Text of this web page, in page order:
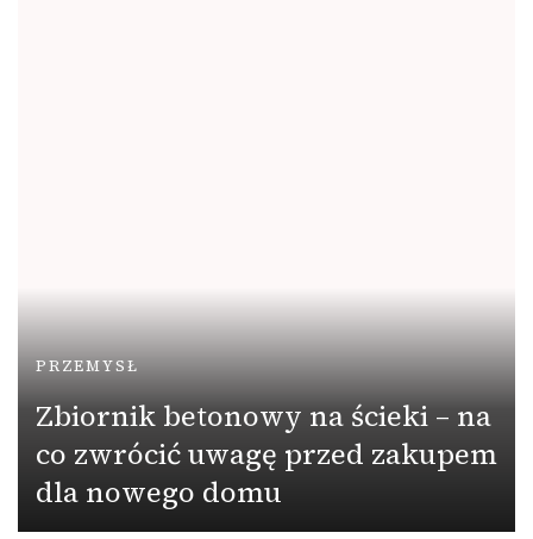
PRZEMYSŁ
Zbiornik betonowy na ścieki – na
co zwrócić uwagę przed zakupem
dla nowego domu